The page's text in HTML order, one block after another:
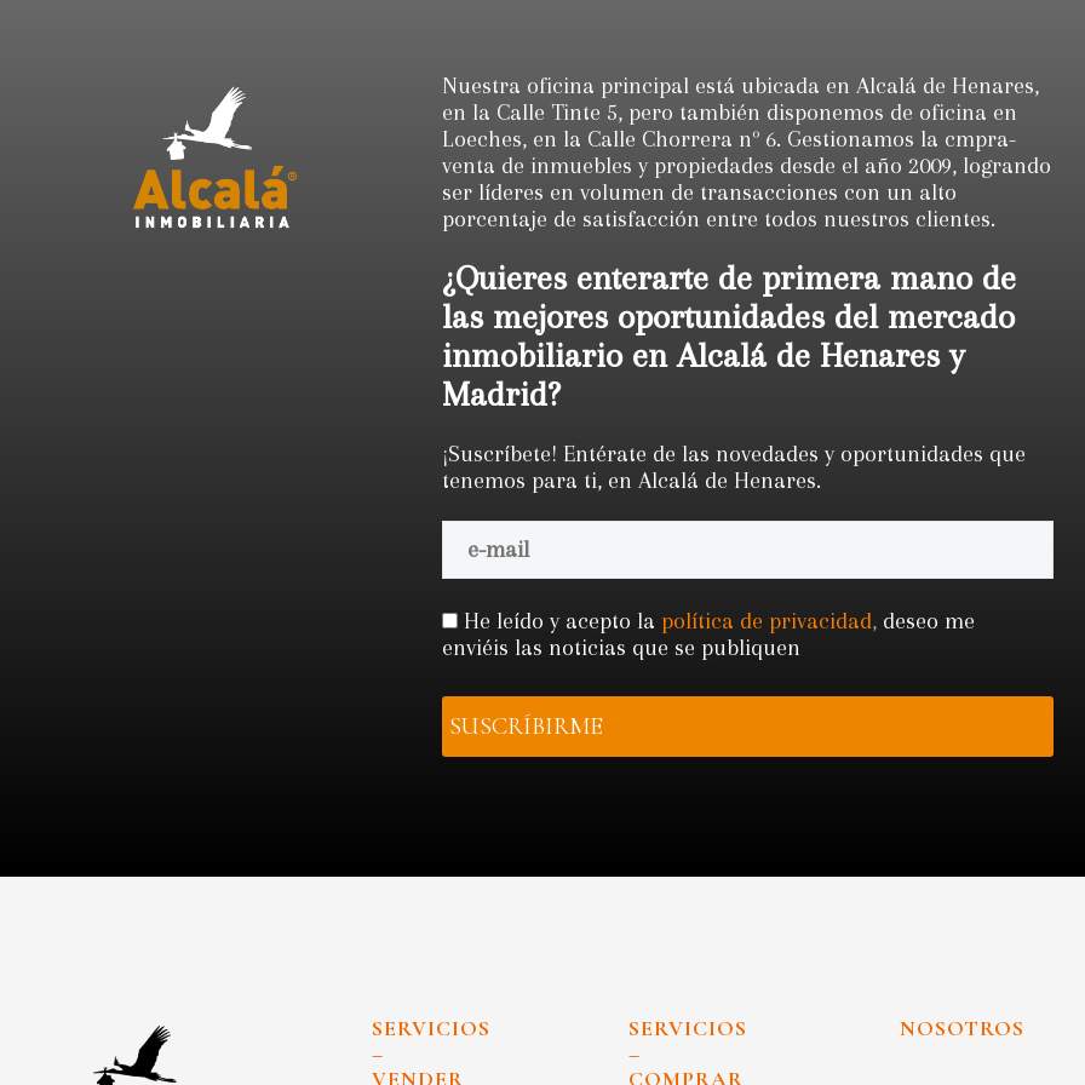
Nuestra oficina principal está ubicada en Alcalá de Henares,
en la Calle Tinte 5, pero también disponemos de oficina en
Loeches, en la Calle Chorrera nº 6. Gestionamos la cmpra-
venta de inmuebles y propiedades desde el año 2009, logrando
ser líderes en volumen de transacciones con un alto
porcentaje de satisfacción entre todos nuestros clientes.
¿Quieres enterarte de primera mano de
las mejores oportunidades del mercado
inmobiliario en Alcalá de Henares y
Madrid?
¡Suscríbete! Entérate de las novedades y oportunidades que
tenemos para ti, en Alcalá de Henares.
He leído y acepto la política de privacidad, deseo me
enviéis las noticias que se publiquen
SERVICIOS
–
VENDER
SERVICIOS
–
COMPRAR
NOSOTROS